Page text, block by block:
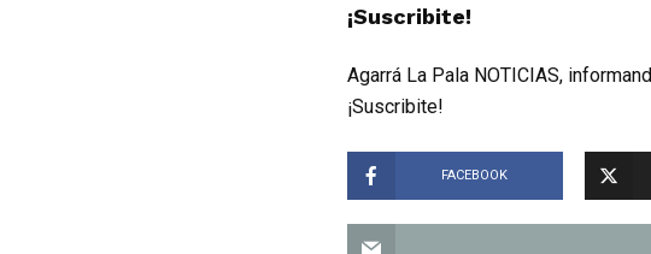
¡Suscribite!
Agarrá La Pala NOTICIAS,
¡Suscribite!
FACEBOOK